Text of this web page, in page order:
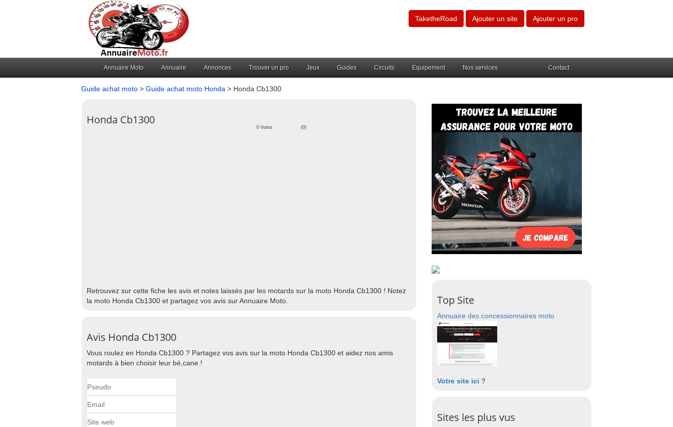
TaketheRoad Ajouter un site Ajouter un pro
Annuaire Moto Annuaire Annonces Trouver un pro Jeux Guides Circuits Equipement Nos services Contact
Guide achat moto > Guide achat moto Honda > Honda Cb1300
Honda Cb1300
0 Votes (0)
Retrouvez sur cette fiche les avis et notes laissés par les motards sur la moto Honda Cb1300 ! Notez
la moto Honda Cb1300 et partagez vos avis sur Annuaire Moto.
Avis Honda Cb1300
Vous roulez en Honda Cb1300 ? Partagez vos avis sur la moto Honda Cb1300 et aidez nos amis
motards à bien choisir leur bé,cane !
Top Site
Annuaire des concessionnaires moto
Votre site ici ?
Sites les plus vus